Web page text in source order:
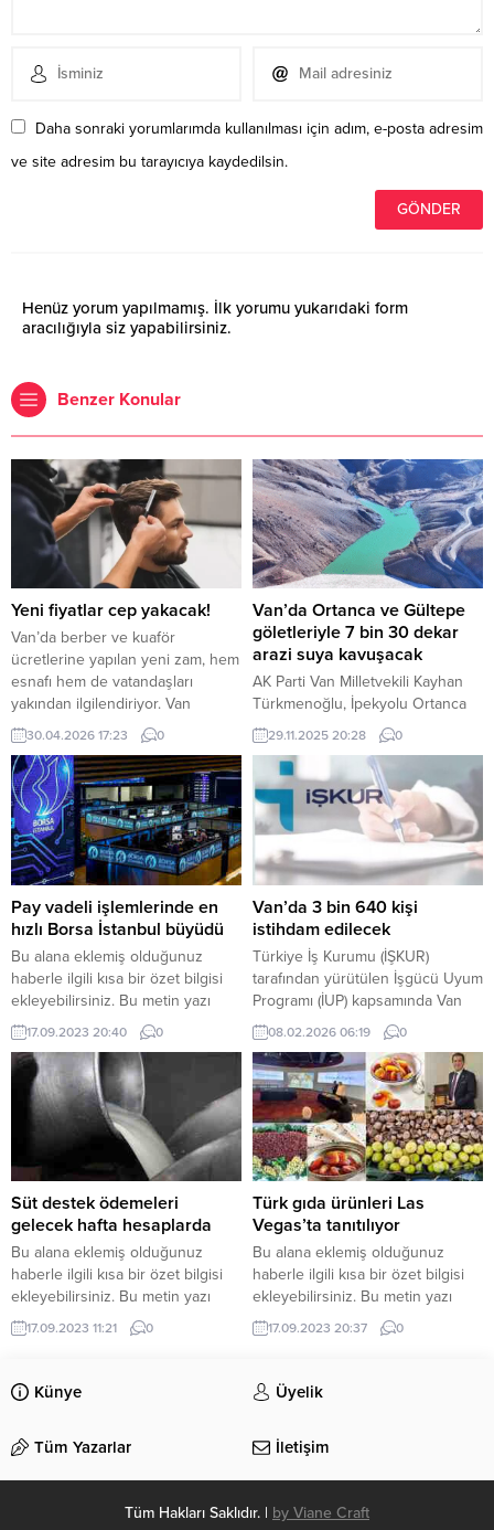
Daha sonraki yorumlarımda kullanılması için adım, e-posta adresim
ve site adresim bu tarayıcıya kaydedilsin.
Henüz yorum yapılmamış. İlk yorumu yukarıdaki form
aracılığıyla siz yapabilirsiniz.
Benzer Konular
Yeni fiyatlar cep yakacak!
Van’da berber ve kuaför
ücretlerine yapılan yeni zam, hem
esnafı hem de vatandaşları
yakından ilgilendiriyor. Van
Berberler ve Kuaförler Odası
tarafından yapılan son
düzenlemeyle birlikte kent
genelinde hizmet fiyatları yüzde
18 oranında artırıldı. Oda
Başkanı Barış Işık, artan
maliyetlere dikkat çekerek aslında
yüzde 40’a varan bir artışın
kaçınılmaz olduğunu,...
30.04.2026 17:23 0
Van’da Ortanca ve Gültepe
göletleriyle 7 bin 30 dekar
arazi suya kavuşacak
AK Parti Van Milletvekili Kayhan
Türkmenoğlu, İpekyolu Ortanca
Göleti ve Özalp Gültepe
Göleti’nin su tutma törenine
katıldı. 7.030 dekar tarım arazisini
sulayacak projelerle Van
ekonomisine yıllık 45 milyon TL
katkı sağlanacak. AK Parti Van
Milletvekili Kayhan Türkmenoğlu,
İpekyolu ilçesindeki Ortanca
Göleti ile Özalp ilçesindeki
Gültepe Göleti’nin su tutma
töreninde çiftçilerle...
29.11.2025 20:28 0
Pay vadeli işlemlerinde en
hızlı Borsa İstanbul büyüdü
Bu alana eklemiş olduğunuz
haberle ilgili kısa bir özet bilgisi
ekleyebilirsiniz. Bu metin yazı
düzenleme sayfasında “Özet”
bölümünden eklenebilir. Özet
eklenmişse başlık altında kalın
olarak bu şekilde gösterilir,
eklenmemişse bu alan boş kalır.
17.09.2023 20:40 0
Van’da 3 bin 640 kişi
istihdam edilecek
Türkiye İş Kurumu (İŞKUR)
tarafından yürütülen İşgücü Uyum
Programı (İUP) kapsamında Van
için 3 bin 640 kişilik istihdam
kontenjanı ayrıldı. İŞKUR/İUP
Programı Kapsamında 3640 İşçi
Alınacak Van Milletvekili Kayhan
Türkmenoğlu, İŞKUR tarafından
yürütülen İşgücü Uyum Programı
(İUP) kapsamında Van’a 3 bin 640
kişilik istihdam kontenjanı tahsis
edildiğini açıkladı. Milletvekili
Türkmenoğlu...
08.02.2026 06:19 0
Süt destek ödemeleri
gelecek hafta hesaplarda
Bu alana eklemiş olduğunuz
haberle ilgili kısa bir özet bilgisi
ekleyebilirsiniz. Bu metin yazı
düzenleme sayfasında “Özet”
bölümünden eklenebilir. Özet
olarak bu şekilde gösterilir,
eklenmemişse bu alan boş kalır.
17.09.2023 11:21 0
Türk gıda ürünleri Las
Vegas’ta tanıtılıyor
Bu alana eklemiş olduğunuz
haberle ilgili kısa bir özet bilgisi
ekleyebilirsiniz. Bu metin yazı
düzenleme sayfasında “Özet”
bölümünden eklenebilir. Özet
olarak bu şekilde gösterilir,
eklenmemişse bu alan boş kalır.
17.09.2023 20:37 0
Künye Üyelik
Tüm Yazarlar İletişim
Tüm Hakları Saklıdır. | by Viane Craft